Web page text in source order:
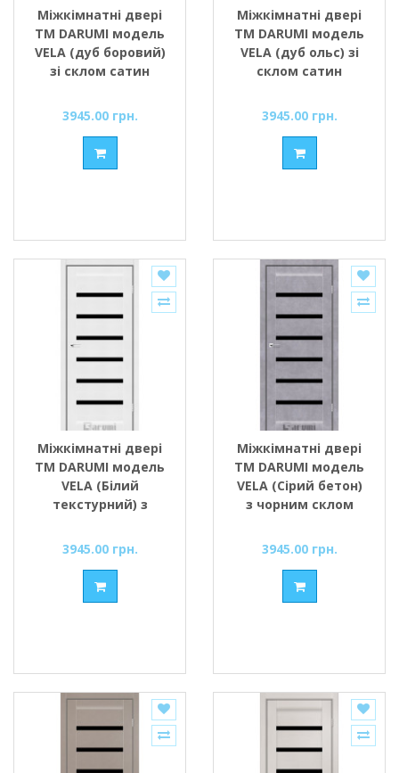
Міжкімнатні двері
ТМ DARUMI модель
VELA (дуб боровий)
зі склом сатин
3945.00 грн.
Міжкімнатні двері
ТМ DARUMI модель
VELA (дуб ольс) зі
склом сатин
3945.00 грн.
Міжкімнатні двері
ТМ DARUMI модель
VELA (Білий
текстурний) з
3945.00 грн.
Міжкімнатні двері
ТМ DARUMI модель
VELA (Сірий бетон)
з чорним склом
3945.00 грн.